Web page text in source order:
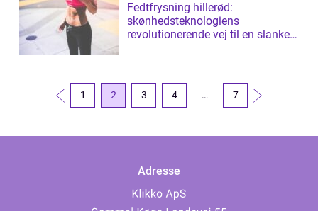
Fedtfrysning hillerød:
skønhedsteknologiens
revolutionerende vej til en slankere
1 2 3 4 … 7
Adresse